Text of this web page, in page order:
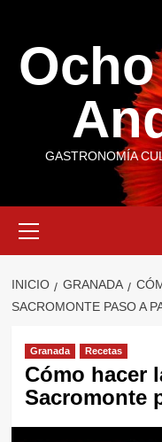
contenido
GASTRONOMÍA
primario
INICIO GRANADA
SACROMONTE PASO A
Granada Recetas
Cómo hacer
Sacromonte